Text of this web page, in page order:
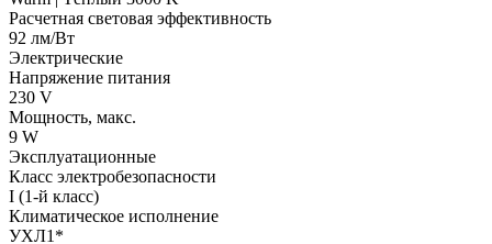
Расчетная световая эффективность
92 лм/Вт
Электрические
Напряжение питания
230 V
Мощность, макс.
9 W
Эксплуатационные
Класс электробезопасности
I (1-й класс)
Климатическое исполнение
УХЛ1*